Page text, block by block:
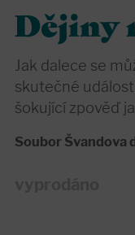
Dějiny
Jak dalece se
skutečné
šokující zpověď
Soubor Švandova